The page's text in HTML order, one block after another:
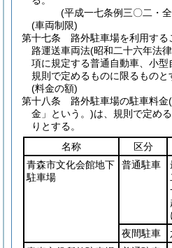
(平成一七条例三〇二・
(車両制限)
第十七条
路外駐車場を利用す
路運送車両法(昭和二十六年法
項に規定する普通自動車、小
規則で定めるものに限るものと
(料金の額)
第十八条
路外駐車場の駐車料金
金」という。)は、規則で定め
りとする。
名称
区分
青森市文化会館地下
駐車場
普通駐車
夜間駐車